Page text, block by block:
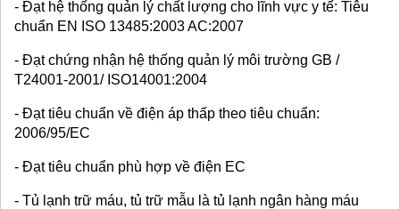
- Đạt hệ thống quản lý chất lượng cho lĩnh vực y tế: Tiêu
chuẩn EN ISO 13485:2003 AC:2007
- Đạt chứng nhận hệ thống quản lý môi trường GB /
T24001-2001/ ISO14001:2004
- Đạt tiêu chuẩn về điện áp thấp theo tiêu chuẩn:
2006/95/EC
- Đạt tiêu chuẩn phù hợp về điện EC
- Tủ lạnh trữ máu, tủ trữ mẫu là tủ lạnh ngân hàng máu